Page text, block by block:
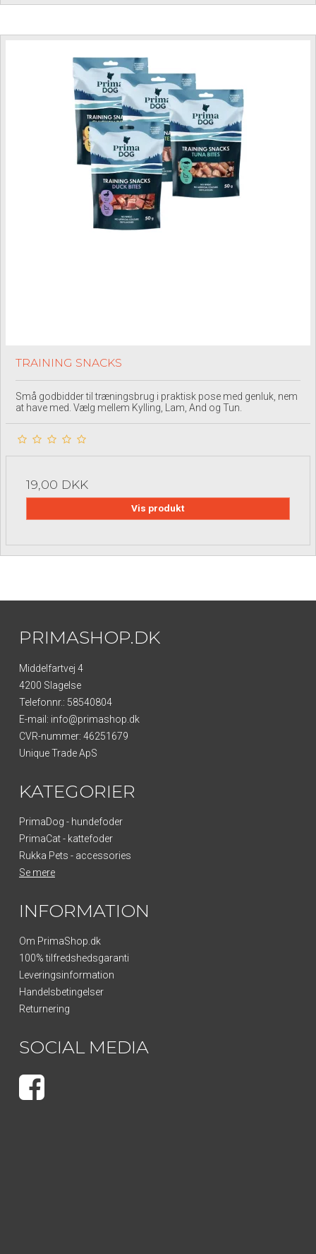
TRAINING SNACKS
Små godbidder til træningsbrug i praktisk pose med genluk, nem
at have med. Vælg mellem Kylling, Lam, And og Tun.
19,00 DKK
Vis produkt
PRIMASHOP.DK
Middelfartvej 4
4200 Slagelse
Telefonnr.: 58540804
E-mail : info@primashop.dk
CVR-nummer: 46251679
Unique Trade ApS
KATEGORIER
PrimaDog - hundefoder
PrimaCat - kattefoder
Rukka Pets - accessories
Se mere
INFORMATION
Om PrimaShop.dk
100% tilfredshedsgaranti
Leveringsinformation
Handelsbetingelser
Returnering
SOCIAL MEDIA